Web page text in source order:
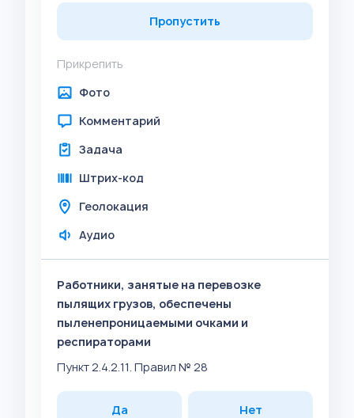
Пропустить
Прикрепить
Фото
Комментарий
Задача
Штрих-код
Геолокация
Аудио
Работники, занятые на перевозке
пылящих грузов, обеспечены
пыленепроницаемыми очками и
респираторами
Пункт 2.4.2.11. Правил № 28
Да Нет